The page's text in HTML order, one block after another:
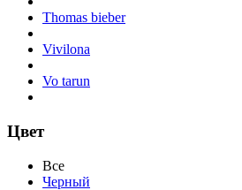
Thomas bieber
Vivilona
Vo tarun
Цвет
Все
Черный